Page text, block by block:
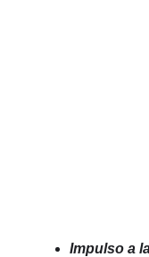
Impulso a